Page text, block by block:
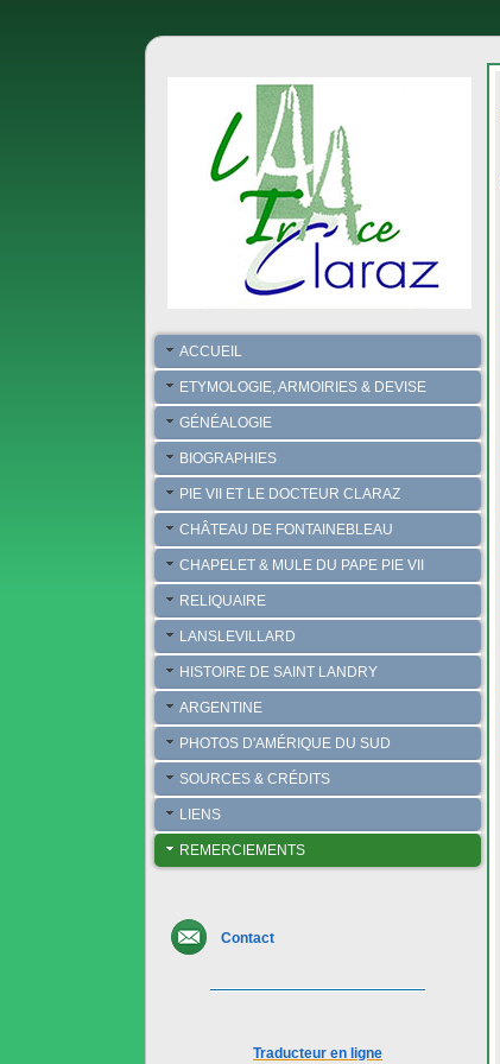
ACCUEIL
ETYMOLOGIE, ARMOIRIES & DEVISE
GÉNÉALOGIE
BIOGRAPHIES
PIE VII ET LE DOCTEUR CLARAZ
CHÂTEAU DE FONTAINEBLEAU
CHAPELET & MULE DU PAPE PIE VII
RELIQUAIRE
LANSLEVILLARD
HISTOIRE DE SAINT LANDRY
ARGENTINE
PHOTOS D'AMÉRIQUE DU SUD
SOURCES & CRÉDITS
LIENS
REMERCIEMENTS
Contact
Traducteur en ligne